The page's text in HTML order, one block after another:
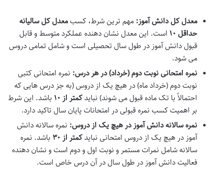
معدل کل دانش آموز: مهم ترین شرط، کسبمعدل کل سالیانه
حداقل ۱۰
است. این معدل نشان دهنده عملکرد متوسط و قابل
قبول دانش آموز در طول سال تحصیلی است و شامل تمامی دروس
می شود.
نمره امتحانی نوبت دوم (خرداد) در هر درس: نمره امتحانی کتبی
نوبت دوم (خرداد ماه) در هیچ یک از دروس (به جز درس هایی که
احتمالاً با تک ماده قبول می شوند) نبایدکمتر از ۱۰
باشد. این شرط
بر اهمیت کسب نمره قبولی در امتحانات پایان سال تاکید دارد.
نمره سالانه دانش آموز در هیچ یک از دروس: نمره سالانه دانش
آموز در هیچ یک از دروس امتحانی نبایدکمتر از ۳۰
باشد. نمره
سالانه شامل نمرات مستمر و نوبت اول و دوم است و نشان دهنده
فعالیت دانش آموز در طول سال در آن درس خاص است.